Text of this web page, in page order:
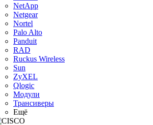
NetApp
Netgear
Nortel
Palo Alto
Panduit
RAD
Ruckus Wireless
Sun
ZyXEL
Qlogic
Модули
Трансиверы
Ещё